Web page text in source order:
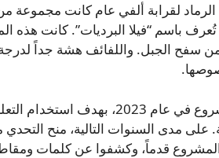
ما حُفظ تحت الرماد لقرابة ألفي عام كانت مجموعة
تُعرف باسم “فيلا البرديات”. كانت هذه
من سفح الجبل. واللفائف هشة جداً
هنا يأتي دور “تحدي فيزوف”. أطلقت جامعة كنتاكي هذا المشروع في عام 2023،
على مدى السنوات التالية، منح التحدي
المشروع قدماً، وكشفوا عن كلمات